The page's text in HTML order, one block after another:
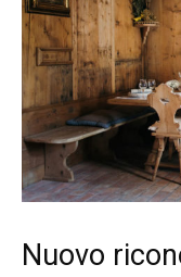
Nuovo